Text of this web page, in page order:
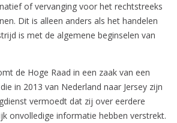
of vervanging voor het rechtstreeks
Dit is alleen anders als het handelen
is met de algemene beginselen van
de Hoge Raad in een zaak van een
in 2013 van Nederland naar Jersey zijn
vermoedt dat zij over eerdere
onvolledige informatie hebben verstrekt.